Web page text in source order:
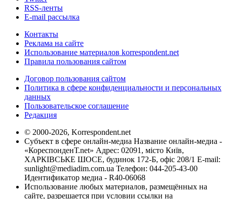
RSS-ленты
E-mail рассылка
Контакты
Реклама на сайте
Использование материалов korrespondent.net
Правила пользования сайтом
Договор пользования сайтом
Политика в сфере конфиденциальности и персональных
данных
Пользовательское соглашение
Редакция
© 2000-2026, Korrespondent.net
Субъект в сфере онлайн-медиа Название онлайн-медиа -
«КореспонденТ.net» Адрес: 02091, місто Київ,
ХАРКІВСЬКЕ ШОСЕ, будинок 172-Б, офіс 208/1 E-mail:
sunlight@mediadim.com.ua Телефон: 044-205-43-00
Идентификатор медиа - R40-06068
Использование любых материалов, размещённых на
сайте, разрешается при условии ссылки на